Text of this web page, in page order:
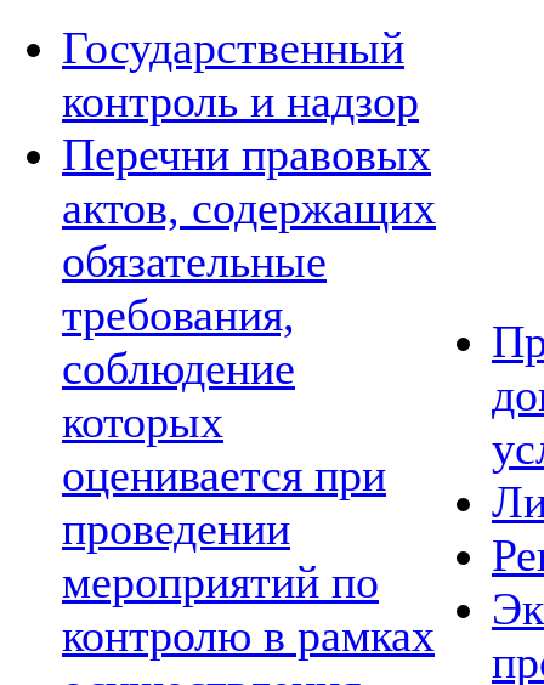
Государственный
контроль и надзор
Перечни правовых
актов, содержащих
обязательные
требования,
соблюдение
которых
оценивается при
проведении
мероприятий по
контролю в рамках